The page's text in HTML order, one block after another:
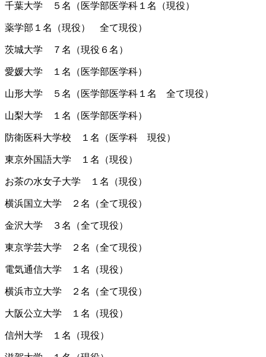
千葉大学 ５名（医学部医学科１名（現役）
薬学部１名（現役） 全て現役）
茨城大学 ７名（現役６名）
愛媛大学 １名（医学部医学科）
山形大学 ５名（医学部医学科１名 全て現役）
山梨大学 １名（医学部医学科）
防衛医科大学校 １名（医学科 現役）
東京外国語大学 １名（現役）
お茶の水女子大学 １名（現役）
横浜国立大学 ２名（全て現役）
金沢大学 ３名（全て現役）
東京学芸大学 ２名（全て現役）
電気通信大学 １名（現役）
横浜市立大学 ２名（全て現役）
大阪公立大学 １名（現役）
信州大学 １名（現役）